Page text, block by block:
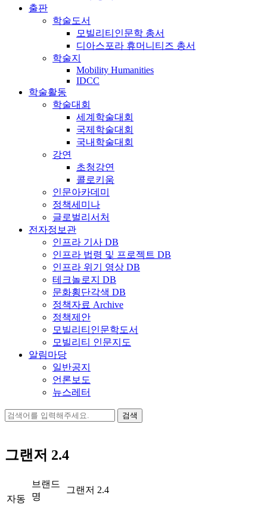
출판
학술도서
모빌리티인문학 총서
디아스포라 휴머니티즈 총서
학술지
Mobility Humanities
IDCC
학술활동
학술대회
세계학술대회
국제학술대회
국내학술대회
강연
초청강연
콜로키움
인문아카데미
정책세미나
글로벌리서처
전자정보관
인프라 기사 DB
인프라 법령 및 프로젝트 DB
인프라 위기 영상 DB
테크놀로지 DB
문화횡단각색 DB
정책자료 Archive
정책제안
모빌리티인문학도서
모빌리티 인문지도
알림마당
일반공지
언론보도
뉴스레터
검
그랜저 2.4
자동
브랜드
명
그랜저 2.4